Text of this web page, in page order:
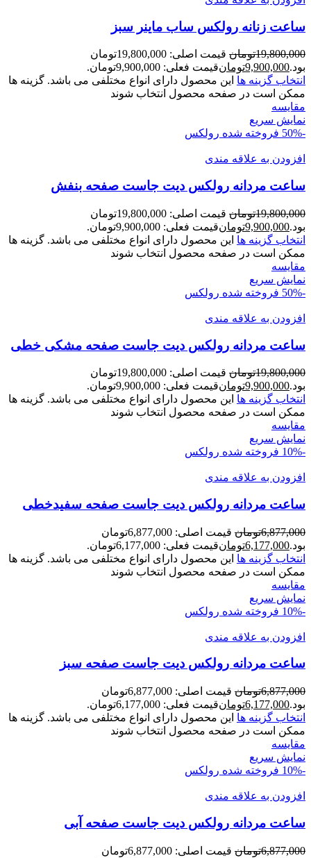
ساعت زنانه رولکس ساب ماينر سبز
19,800,000تومان
قیمت اصلی: 19,800,000تومان
بود.9,900,000تومانقیمت فعلی: 9,900,000تومان.
انتخاب گزینه ها این محصول دارای انواع مختلفی می باشد. گزینه ها
ممکن است در صفحه محصول انتخاب شوند
مقايسه
نمایش سریع
-50%
فروخته شده رولکس
افزودن به علاقه مندی
ساعت مردانه رولکس ديت جاست صفحه بنفش
19,800,000تومان
قیمت اصلی: 19,800,000تومان
بود.9,900,000تومانقیمت فعلی: 9,900,000تومان.
انتخاب گزینه ها این محصول دارای انواع مختلفی می باشد. گزینه ها
ممکن است در صفحه محصول انتخاب شوند
مقايسه
نمایش سریع
-50%
فروخته شده رولکس
افزودن به علاقه مندی
ساعت مردانه رولکس ديت جاست صفحه مشکی خطی
19,800,000تومان
قیمت اصلی: 19,800,000تومان
بود.9,900,000تومانقیمت فعلی: 9,900,000تومان.
انتخاب گزینه ها این محصول دارای انواع مختلفی می باشد. گزینه ها
ممکن است در صفحه محصول انتخاب شوند
مقايسه
نمایش سریع
-10%
فروخته شده رولکس
افزودن به علاقه مندی
ساعت مردانه رولکس ديت جاست صفحه سفيدخطی
6,877,000تومان
قیمت اصلی: 6,877,000تومان
بود.6,177,000تومانقیمت فعلی: 6,177,000تومان.
انتخاب گزینه ها این محصول دارای انواع مختلفی می باشد. گزینه ها
ممکن است در صفحه محصول انتخاب شوند
مقايسه
نمایش سریع
-10%
فروخته شده رولکس
افزودن به علاقه مندی
ساعت مردانه رولکس ديت جاست صفحه سبز
6,877,000تومان
قیمت اصلی: 6,877,000تومان
بود.6,177,000تومانقیمت فعلی: 6,177,000تومان.
انتخاب گزینه ها این محصول دارای انواع مختلفی می باشد. گزینه ها
ممکن است در صفحه محصول انتخاب شوند
مقايسه
نمایش سریع
-10%
فروخته شده رولکس
افزودن به علاقه مندی
ساعت مردانه رولکس ديت جاست صفحه آبی
6,877,000تومان
قیمت اصلی: 6,877,000تومان